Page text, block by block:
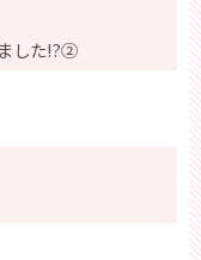
した!?②